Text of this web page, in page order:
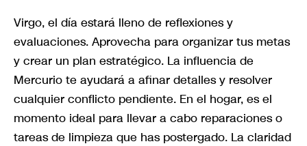
Virgo, el día estará lleno de reflexiones y
evaluaciones. Aprovecha para organizar tus metas
y crear un plan estratégico. La influencia de
Mercurio te ayudará a afinar detalles y resolver
cualquier conflicto pendiente. En el hogar, es el
momento ideal para llevar a cabo reparaciones o
tareas de limpieza que has postergado. La claridad